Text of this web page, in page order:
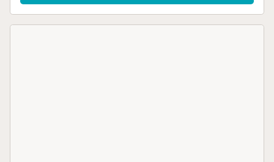
connecte à toute la province....